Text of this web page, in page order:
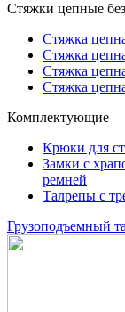
Стяжки цепные
Стяжка
Стяжка
Стяжка
Стяжка
Комплектующие
Крюки для
Замки с
ремней
Талрепы с
Грузоподъемный